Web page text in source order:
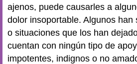
ajenos, puede causarles a
dolor insoportable. Algunos han
o situaciones que los han
cuentan con ningún tipo de
impotentes, indignos o no